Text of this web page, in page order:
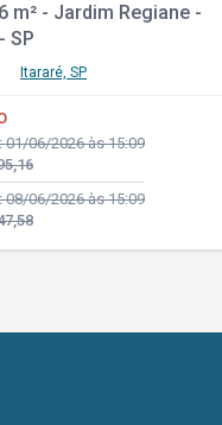
m² - Jardim Regiane -
SP
Itararé, SP
01/06/2026 às 15:09
08/06/2026 às 15:09